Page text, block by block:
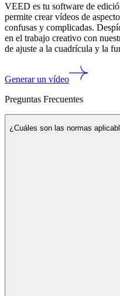
VEED es tu software de
permite crear vídeos de
confusas y complicadas.
en el trabajo creativo con
de ajuste a la cuadrícula y la
Generar un vídeo
Preguntas Frecuentes
¿Cuáles son las normas